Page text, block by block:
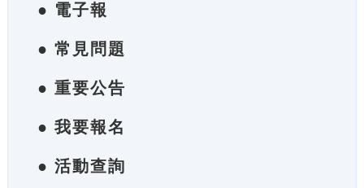
● 電子報
● 常見問題
● 重要公告
● 我要報名
● 活動查詢